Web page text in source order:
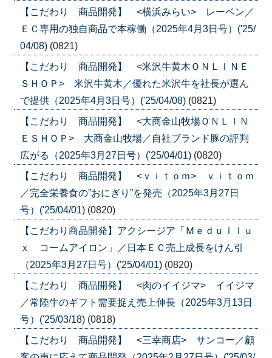
【こだわり 商品開発】 <横浜みらい> レーベン／
ＥＣ専用の独自商品で本稼働（2025年4月3日号）('25/
04/08) (0821)
【こだわり 商品開発】 <米沢牛黄木ＯＮＬＩＮＥ
ＳＨＯＰ> 米沢牛黄木／優れた米沢牛を社長が選ん
で提供（2025年4月3日号）('25/04/08) (0821)
【こだわり 商品開発】 <大商金山牧場ＯＮＬＩＮ
ＥＳＨＯＰ> 大商金山牧場／自社ブランド豚の評判
広がる（2025年3月27日号）('25/04/01) (0820)
【こだわり 商品開発】 <ｖｉｔｏｍ> ｖｉｔｏｍ
／完全栄養食の”おにぎり”を発売（2025年3月27日
号）('25/04/01) (0820)
【こだわり商品開発】アクシージア「Ｍｅｄｕｌｌｕ
ｘ コームアイロン」／日本ＥＣ売上成長をけん引
（2025年3月27日号）('25/04/01) (0820)
【こだわり 商品開発】 <肉のイイジマ> イイジマ
／常陸牛のギフト需要捉え売上伸長（2025年3月13日
号）('25/03/18) (0818)
【こだわり 商品開発】 <三幸商店> サンコー／顧